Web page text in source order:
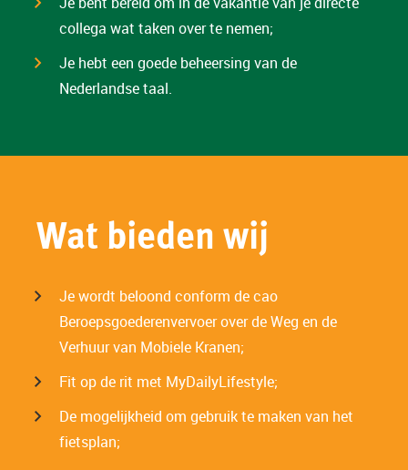
collega wat taken over te nemen;
Je hebt een goede beheersing van de
Nederlandse taal.
Wat bieden wij
Je wordt beloond conform de cao
Beroepsgoederenvervoer over de Weg en de
Verhuur van Mobiele Kranen;
Fit op de rit met MyDailyLifestyle;
De mogelijkheid om gebruik te maken van het
fietsplan;